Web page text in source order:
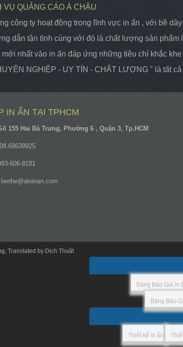
VỤ QUẢNG CÁO Á CHÂU
công ty hoạt động trong lĩnh vực in ấn , với bề
dẫn tận tình cùng với đó là chất lượng sản phẩm
nhất vào in ấn đáp ứng những tiêu chí khắc
NGHIỆP - UY TÍN - CHẤT LƯỢNG " là tất
IN ẤN TẠI TPHCM
155 Hai Bà Trưng, Phường 6 , Quận 3, Tp.HCM
08.68639925
606-8181
lienhe@aloinan.com
, Translated by Dịch Thuật
Bảng Báo Giá In
Bảng Báo
Thiết kế in ấn